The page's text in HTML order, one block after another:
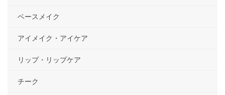
ベースメイク
アイメイク・アイケア
リップ・リップケア
チーク